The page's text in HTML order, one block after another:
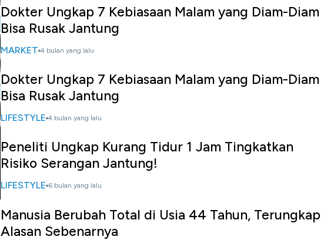
Dokter Ungkap 7 Kebiasaan Malam yang Diam-Diam
Bisa Rusak Jantung
MARKET 4 bulan yang lalu
Dokter Ungkap 7 Kebiasaan Malam yang Diam-Diam
Bisa Rusak Jantung
LIFESTYLE 4 bulan yang lalu
Peneliti Ungkap Kurang Tidur 1 Jam Tingkatkan
Risiko Serangan Jantung!
LIFESTYLE 6 bulan yang lalu
Manusia Berubah Total di Usia 44 Tahun, Terungkap
Alasan Sebenarnya